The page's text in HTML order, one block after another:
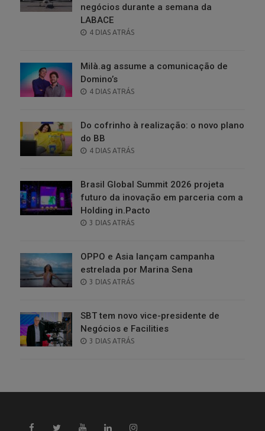
negócios durante a semana da
LABACE
POSTED
4 DIAS ATRÁS
Milà.ag assume a comunicação de
Domino’s
POSTED
4 DIAS ATRÁS
Do cofrinho à realização: o novo plano
do BB
POSTED
4 DIAS ATRÁS
Brasil Global Summit 2026 projeta
futuro da inovação em parceria com a
Holding in.Pacto
POSTED
3 DIAS ATRÁS
OPPO e Asia lançam campanha
estrelada por Marina Sena
POSTED
3 DIAS ATRÁS
SBT tem novo vice-presidente de
Negócios e Facilities
POSTED
3 DIAS ATRÁS